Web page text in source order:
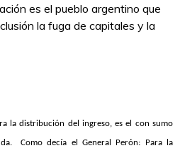
es el pueblo argentino que
la fuga de capitales y la
la distribución del ingreso, es el con sumo
Como decía el General Perón: Para la